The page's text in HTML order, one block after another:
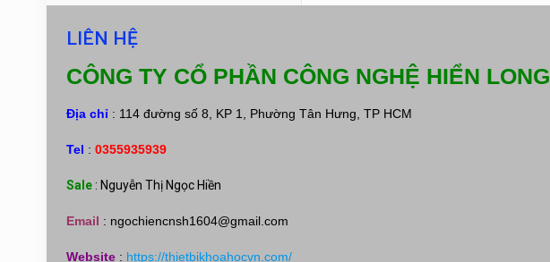
LIÊN HỆ
CÔNG TY CỔ PHẦN CÔNG NGHỆ HIỂN LONG
Địa chỉ : 114 đường số 8, KP 1, Phường Tân Hưng, TP HCM
Tel :0355935939
Sale : Nguyễn Thị Ngọc Hiền
Email : ngochiencnsh1604@gmail.com
Website : https://thietbikhoahocvn.com/